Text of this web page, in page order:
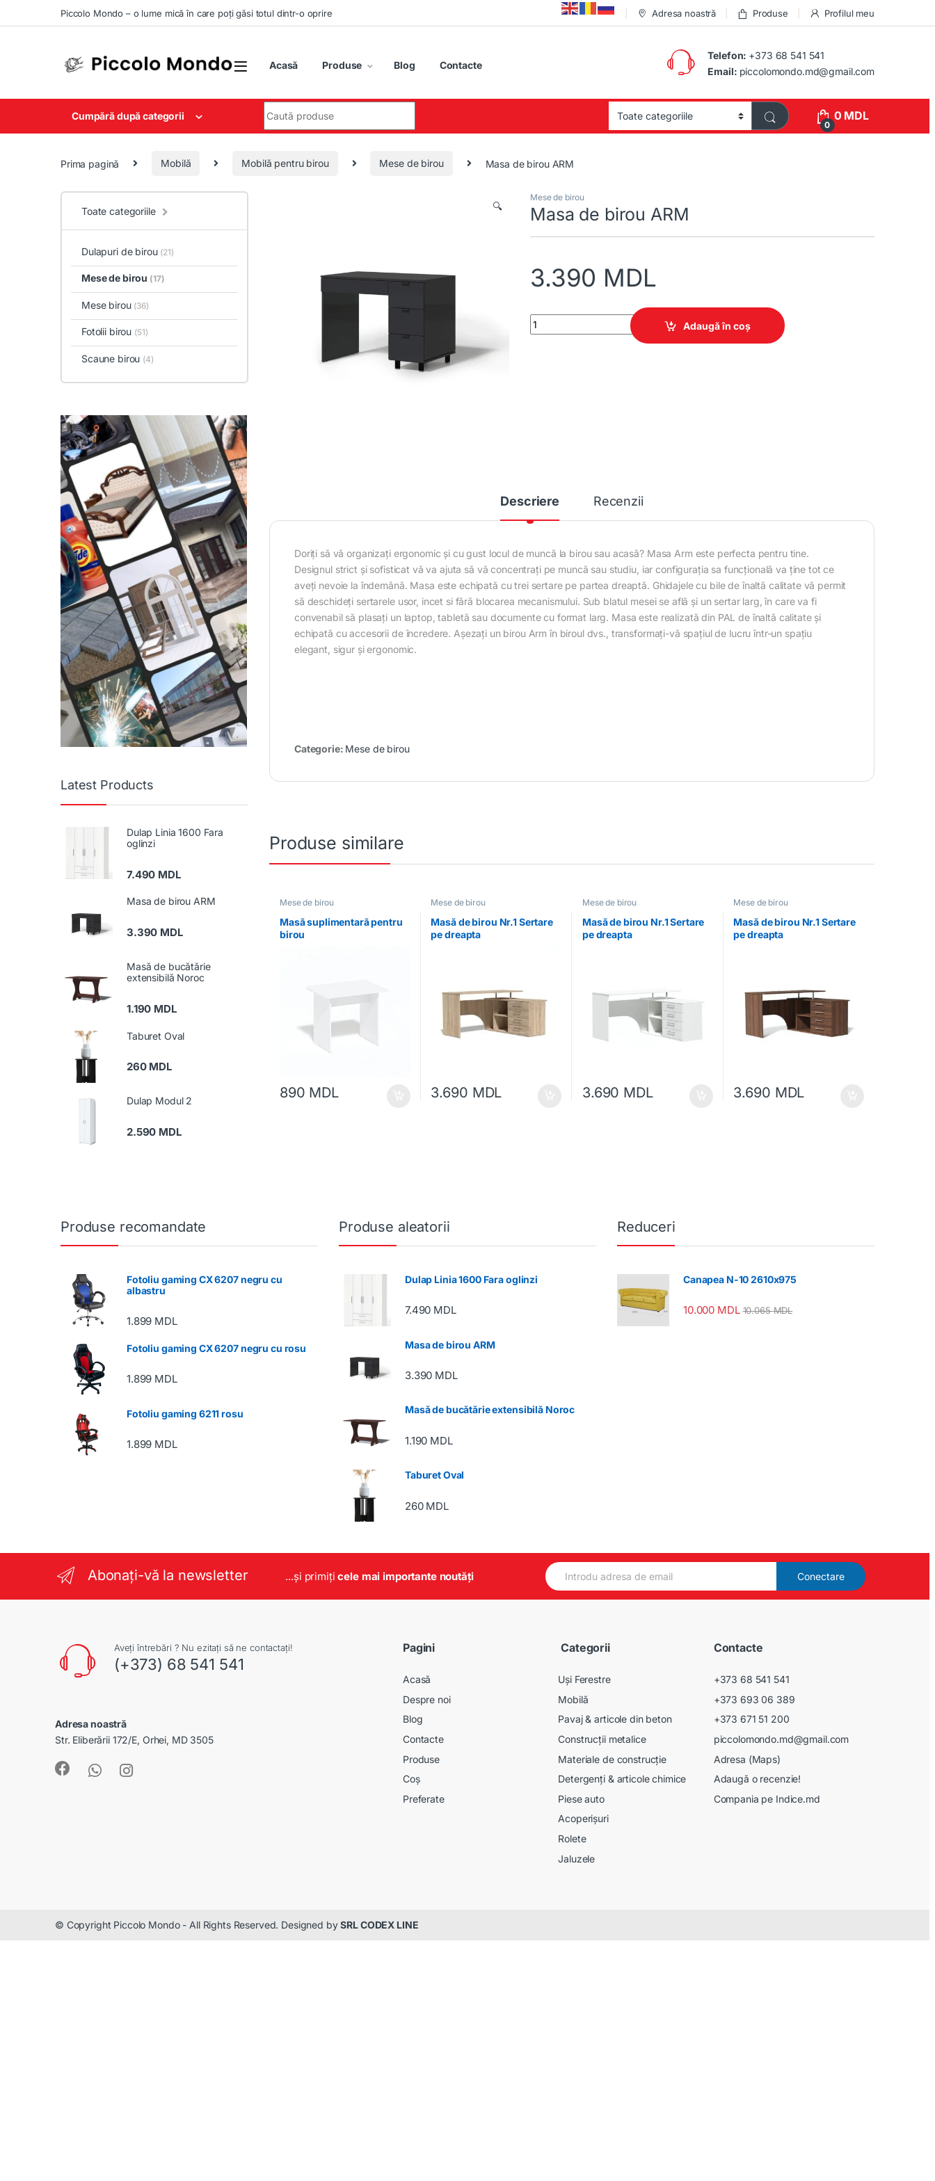
Skip to navigation
Skip to contentPiccolo Mondo – o lume mică în care poți găsi totul dintr-o oprire Adresa noastră Produse Profilul meu
Acasă Produse Blog Contacte
Telefon: +373 68 541 541
Email: piccolomondo.md@gmail.com
Cumpără după categorii
0
0 MDL
Prima pagină Mobilă Mobilă pentru birou Mese de birou Masa de birou ARM
🔍
Mese de birou
Masa de birou ARM
3.390 MDL
Masa de birou ARM quantity
Adaugă în coș
Descriere Recenzii
Doriți să vă organizați ergonomic și cu gust locul de muncă la birou sau acasă? Masa Arm este perfecta pentru tine.
Designul strict și sofisticat vă va ajuta să vă concentrați pe muncă sau studiu, iar configurația sa funcțională va ține tot ce
aveți nevoie la îndemână. Masa este echipată cu trei sertare pe partea dreaptă. Ghidajele cu bile de înaltă calitate vă permit
să deschideți sertarele usor, incet si fără blocarea mecanismului. Sub blatul mesei se află și un sertar larg, în care va fi
convenabil să plasați un laptop, tabletă sau documente cu format larg. Masa este realizată din PAL de înaltă calitate și
echipată cu accesorii de încredere. Așezați un birou Arm în biroul dvs., transformați-vă spațiul de lucru într-un spațiu
elegant, sigur și ergonomic.
Categorie: Mese de birou
Produse similare
Mese de birou
Masă suplimentară pentru
birou
890 MDL
Mese de birou
Masă de birou Nr.1 Sertare
pe dreapta
3.690 MDL
Mese de birou
Masă de birou Nr.1 Sertare
pe dreapta
3.690 MDL
Mese de birou
Masă de birou Nr.1 Sertare
pe dreapta
3.690 MDL
Toate categoriile
Dulapuri de birou (21)
Mese de birou (17)
Mese birou (36)
Fotolii birou (51)
Scaune birou (4)
Latest Products
Dulap Linia 1600 Fara
oglinzi
7.490 MDL
Masa de birou ARM
3.390 MDL
Masă de bucătărie
extensibilă Noroc
1.190 MDL
Taburet Oval
260 MDL
Dulap Modul 2
2.590 MDL
Produse recomandate
Fotoliu gaming CX 6207 negru cu
albastru
1.899 MDL
Fotoliu gaming CX 6207 negru cu rosu
1.899 MDL
Fotoliu gaming 6211 rosu
1.899 MDL
Produse aleatorii
Dulap Linia 1600 Fara oglinzi
7.490 MDL
Masa de birou ARM
3.390 MDL
Masă de bucătărie extensibilă Noroc
1.190 MDL
Taburet Oval
260 MDL
Reduceri
Canapea N-10 2610x975
10.000 MDL 10.065MDL
Abonați-vă la newsletter ...și primițicele mai importante noutăți
E
m
Conectare
Aveți întrebări ? Nu ezitați să ne contactați!
(+373) 68 541 541
Adresa noastră
Str. Eliberării 172/E, Orhei, MD 3505
Pagini
Acasă
Despre noi
Blog
Contacte
Produse
Coș
Preferate
Categorii
Uși Ferestre
Mobilă
Pavaj & articole din beton
Construcții metalice
Materiale de construcție
Detergenți & articole chimice
Piese auto
Acoperișuri
Rolete
Jaluzele
Contacte
+373 68 541 541
+373 693 06 389
+373 671 51 200
piccolomondo.md@gmail.com
Adresa (Maps)
Adaugă o recenzie!
Compania pe Indice.md
© Copyright Piccolo Mondo - All Rights Reserved. Designed bySRL CODEX LINE